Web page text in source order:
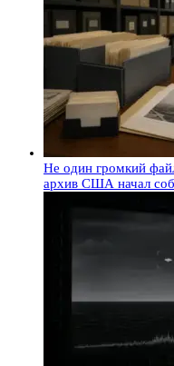
Не один громкий
архив США начал